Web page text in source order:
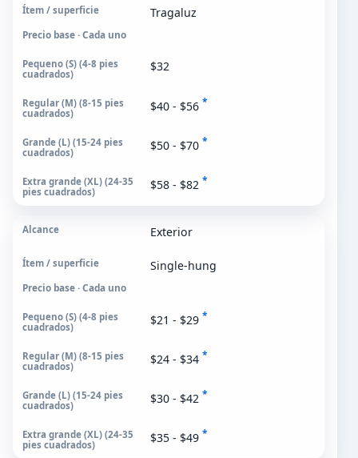
Tragaluz
Precio base · Cada uno
$32
$40 - $56 *
$50 - $70 *
$58 - $82 *
Exterior
Single-hung
Precio base · Cada uno
$21 - $29 *
$24 - $34 *
$30 - $42 *
$35 - $49 *